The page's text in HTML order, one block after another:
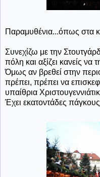
Παραμυθένια...όπως στα
Συνεχίζω με την
πόλη και αξίζει κανείς να
Όμως αν βρεθεί στην
πρέπει, πρέπει να
υπαίθρια
Έχει εκατοντάδες